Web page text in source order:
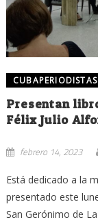
Presentan
Félix Julio
febrero 14, 2023
Está dedicado a la
presentado este
San Gerónimo de